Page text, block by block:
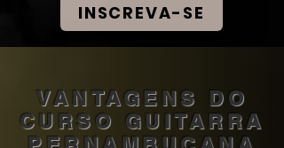
INSCREVA-SE
VANTAGENS DO
CURSO GUITARRA